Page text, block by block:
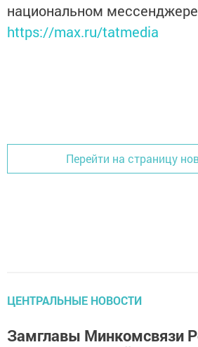
национальном
https://max.ru/tatmedia
Перейти на страницу
ЦЕНТРАЛЬНЫЕ НОВОСТИ
Замглавы Минкомсвязи